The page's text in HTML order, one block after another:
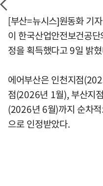
[부산=뉴시스]원동화 기
이 한국산업안전보건공
정을 획득했다고 9일 밝
에어부산은 인천지점
점(2026년 1월), 부산지
(2026년 6월)까지 순차
으로 인정받았다.